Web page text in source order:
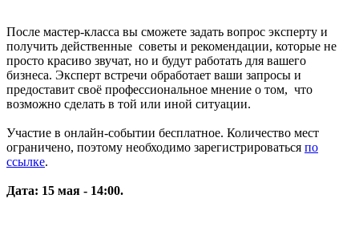
После мастер-класса вы сможете задать вопрос эксперту и
получить действенные советы и рекомендации, которые не
просто красиво звучат, но и будут работать для вашего
бизнеса. Эксперт встречи обработает ваши запросы и
предоставит своё профессиональное мнение о том, что
возможно сделать в той или иной ситуации.
Участие в онлайн-событии бесплатное. Количество мест
ограничено, поэтому необходимо зарегистрироваться по
ссылке.
Дата: 15 мая - 14:00.